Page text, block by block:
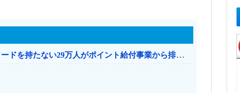
共産党「これは酷い…京都市でマイナンバーカードを持たない29万人がポイント給付事業から排除された」